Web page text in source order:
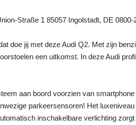
Straße 1 85057 Ingolstadt, DE
doe jij met deze Audi Q2. Met zijn
een uitkomst. In deze Audi
aan boord voorzien van
parkeersensoren! Het
inschakelbare verlichting